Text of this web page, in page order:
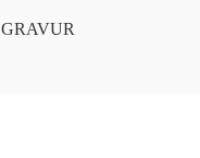
GRAVUR